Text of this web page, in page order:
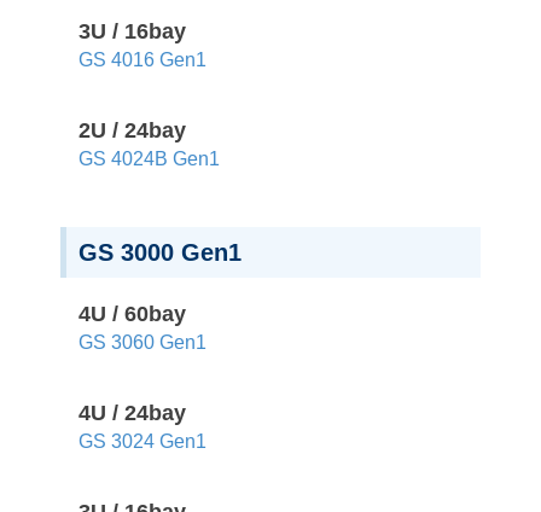
3U / 16bay
GS 4016 Gen1
2U / 24bay
GS 4024B Gen1
GS 3000 Gen1
4U / 60bay
GS 3060 Gen1
4U / 24bay
GS 3024 Gen1